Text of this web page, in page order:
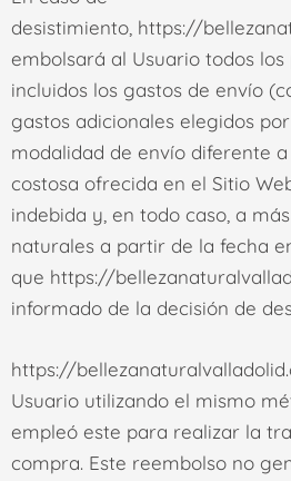
desistimiento, https://
embolsará al Usuario todos los
incluidos los gastos de envío
gastos adicionales elegidos
modalidad de envío diferente
costosa ofrecida en el Sitio
indebida y, en todo caso, a
naturales a partir de la fecha
que https://
informado de la decisión de
https://
Usuario utilizando el mismo
empleó este para realizar la
compra. Este reembolso no